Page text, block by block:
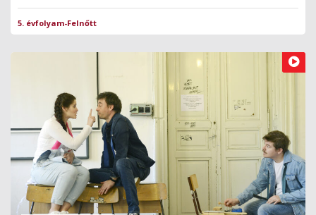
5. évfolyam-Felnőtt